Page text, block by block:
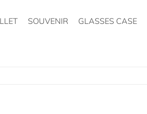
SOUVENIR GLASSES CASE